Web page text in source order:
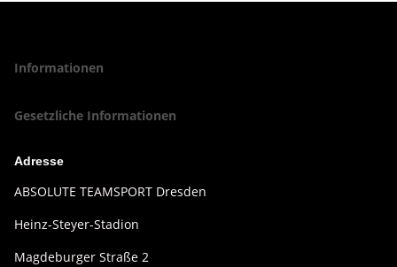
Informationen
Gesetzliche Informationen
Adresse
ABSOLUTE TEAMSPORT Dresden
Heinz-Steyer-Stadion
Magdeburger Straße 2